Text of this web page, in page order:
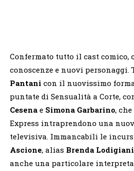
Confermato tutto il cast comico,
conoscenze e nuovi personaggi.
Pantani con il nuovissimo
puntate di Sensualità a Corte,
Cesena e Simona Garbarino,
Express intraprendono una
televisiva. Immancabili le
Ascione, alias Brenda Lodigiani
anche una particolare